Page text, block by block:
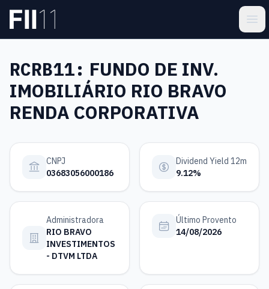
Pular para o conteúdo principal
RCRB11: FUNDO DE INV.
IMOBILIÁRIO RIO BRAVO
RENDA CORPORATIVA
CNPJ
03683056000186
Dividend Yield 12m
9.12%
Administradora
RIO BRAVO
INVESTIMENTOS
- DTVM LTDA
Último Provento
14/08/2026